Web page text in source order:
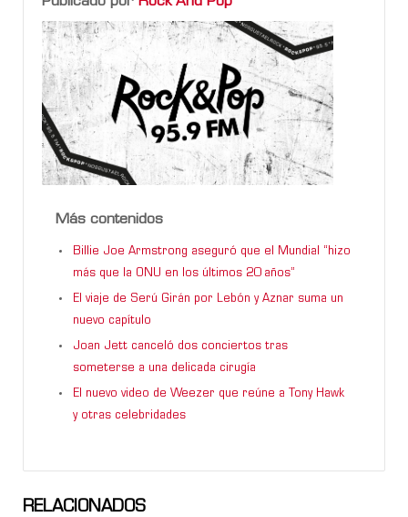
Más contenidos
Billie Joe Armstrong aseguró que el Mundial “hizo
más que la ONU en los últimos 20 años”
El viaje de Serú Girán por Lebón y Aznar suma un
nuevo capítulo
Joan Jett canceló dos conciertos tras
someterse a una delicada cirugía
El nuevo video de Weezer que reúne a Tony Hawk
y otras celebridades
RELACIONADOS